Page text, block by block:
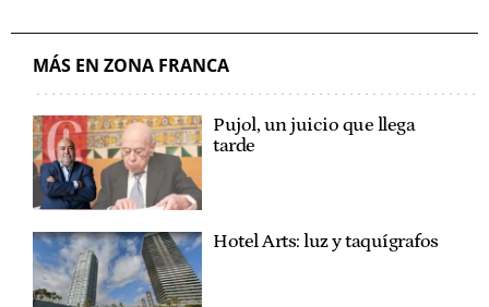
MÁS EN ZONA FRANCA
Pujol, un juicio que llega
tarde
Hotel Arts: luz y taquígrafos